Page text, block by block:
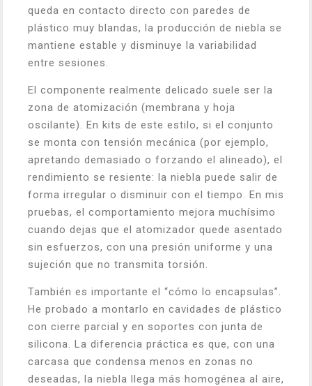
queda en contacto directo con paredes de
plástico muy blandas, la producción de niebla se
mantiene estable y disminuye la variabilidad
entre sesiones.
El componente realmente delicado suele ser la
zona de atomización (membrana y hoja
oscilante). En kits de este estilo, si el conjunto
se monta con tensión mecánica (por ejemplo,
apretando demasiado o forzando el alineado), el
rendimiento se resiente: la niebla puede salir de
forma irregular o disminuir con el tiempo. En mis
pruebas, el comportamiento mejora muchísimo
cuando dejas que el atomizador quede asentado
sin esfuerzos, con una presión uniforme y una
sujeción que no transmita torsión.
También es importante el “cómo lo encapsulas”.
He probado a montarlo en cavidades de plástico
con cierre parcial y en soportes con junta de
silicona. La diferencia práctica es que, con una
carcasa que condensa menos en zonas no
deseadas, la niebla llega más homogénea al aire,